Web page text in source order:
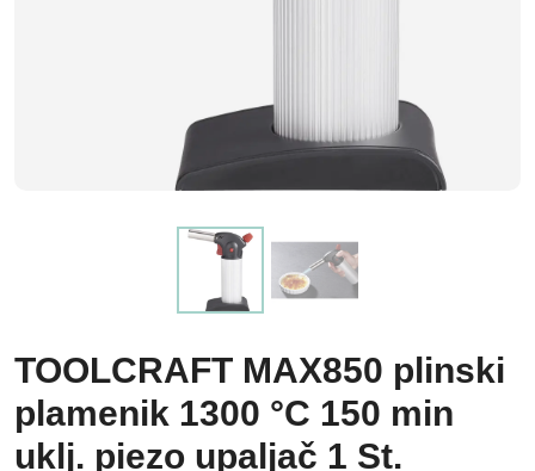
TOOLCRAFT MAX850 plinski
plamenik 1300 °C 150 min
uklj. piezo upaljač 1 St.